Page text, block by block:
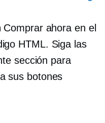
Comprar ahora en el
HTML. Siga las
sección para
sus botones